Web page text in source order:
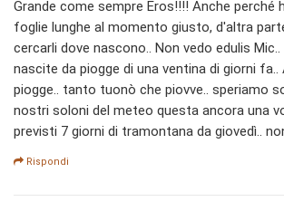
Grande come sempre Eros!!!! Anche perché
foglie lunghe al momento giusto, d'altra
cercarli dove nascono.. Non vedo edulis
nascite da piogge di una ventina di giorni
piogge.. tanto tuonò che piovve.. speriamo
nostri soloni del meteo questa ancora una
previsti 7 giorni di tramontana da giovedì..
Rispondi